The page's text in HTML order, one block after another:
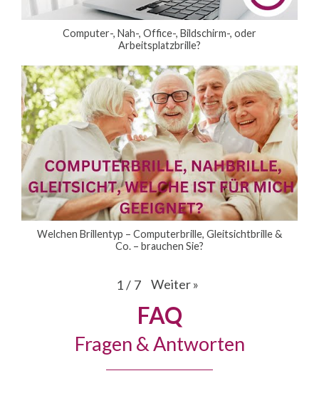
Computer-, Nah-, Office-, Bildschirm-, oder
Arbeitsplatzbrille?
Welchen Brillentyp – Computerbrille, Gleitsichtbrille &
Co. – brauchen Sie?
1/ 7 Weiter»
FAQ
Fragen & Antworten